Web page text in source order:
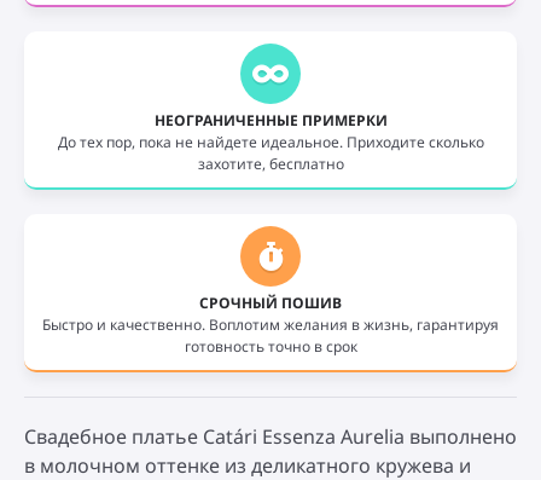
НЕОГРАНИЧЕННЫЕ ПРИМЕРКИ
До тех пор, пока не найдете идеальное. Приходите сколько
захотите, бесплатно
СРОЧНЫЙ ПОШИВ
Быстро и качественно. Воплотим желания в жизнь, гарантируя
готовность точно в срок
Свадебное платье Catári Essenza Aurelia выполнено
в молочном оттенке из деликатного кружева и